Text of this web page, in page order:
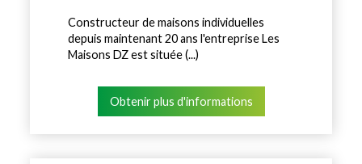
Constructeur de maisons individuelles
depuis maintenant 20 ans l'entreprise Les
Maisons DZ est située (...)
Obtenir plus d'informations